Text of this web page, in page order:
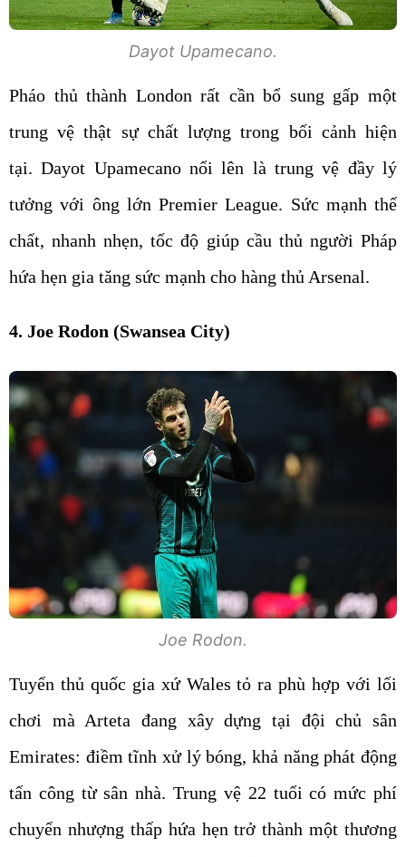
Dayot Upamecano.
Pháo thủ thành London rất cần bổ sung gấp một
trung vệ thật sự chất lượng trong bối cảnh hiện
tại. Dayot Upamecano nổi lên là trung vệ đầy lý
tưởng với ông lớn Premier League. Sức mạnh thể
chất, nhanh nhẹn, tốc độ giúp cầu thủ người Pháp
hứa hẹn gia tăng sức mạnh cho hàng thủ Arsenal.
4. Joe Rodon (Swansea City)
Joe Rodon.
Tuyển thủ quốc gia xứ Wales tỏ ra phù hợp với lối
chơi mà Arteta đang xây dựng tại đội chủ sân
Emirates: điềm tĩnh xử lý bóng, khả năng phát động
tấn công từ sân nhà. Trung vệ 22 tuổi có mức phí
chuyển nhượng thấp hứa hẹn trở thành một thương